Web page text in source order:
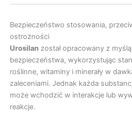
Bezpieczeństwo stosowania,
ostrożności
Urosilan został opracowany z
bezpieczeństwa, wykorzystując
roślinne, witaminy i minerały w
zaleceniami. Jednak każda
może wchodzić w interakcje lub
reakcje.